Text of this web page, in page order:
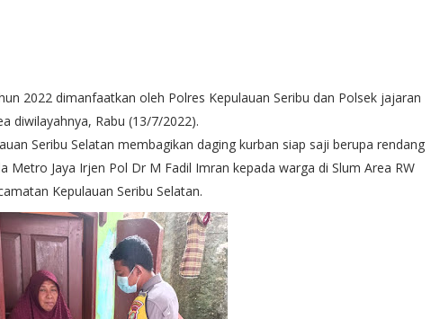
2022 dimanfaatkan oleh Polres Kepulauan Seribu dan Polsek jajaran
diwilayahnya, Rabu (13/7/2022).
Seribu Selatan membagikan daging kurban siap saji berupa rendang
Jaya Irjen Pol Dr M Fadil Imran kepada warga di Slum Area RW
Kepulauan Seribu Selatan.